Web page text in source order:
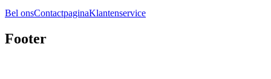
Bel onsContactpaginaKlantenservice
Footer